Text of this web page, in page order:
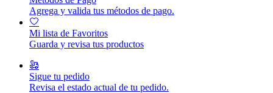
Agrega y valida tus métodos de pago.
Mi lista de Favoritos
Guarda y revisa tus productos
Sigue tu pedido
Revisa el estado actual de tu pedido.